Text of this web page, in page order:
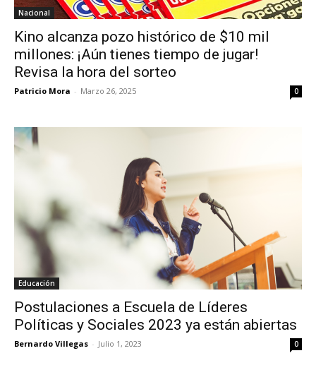
Nacional
Kino alcanza pozo histórico de $10 mil
millones: ¡Aún tienes tiempo de jugar!
Revisa la hora del sorteo
Patricio Mora - Marzo 26, 2025 0
Educación
Postulaciones a Escuela de Líderes
Políticas y Sociales 2023 ya están abiertas
Bernardo Villegas - Julio 1, 2023 0